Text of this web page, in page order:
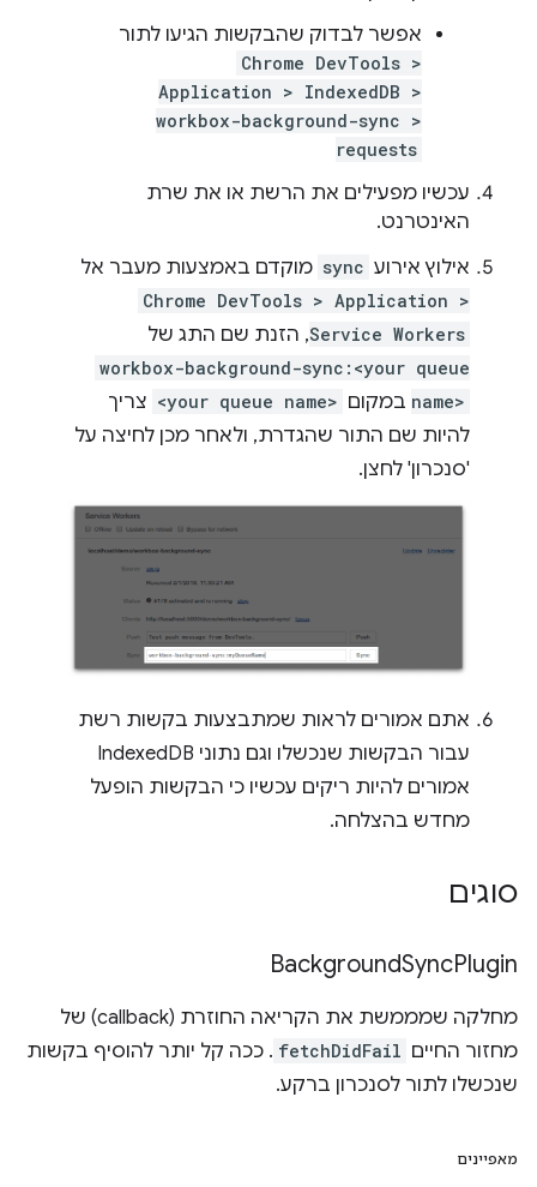
אפשר לבדוק שהבקשות הגיעו לתור
Chrome DevTools >
Application > IndexedDB >
workbox-background-sync >
requests
עכשיו מפעילים את הרשת או את שרת
האינטרנט.
אילוץ אירוע sync מוקדם באמצעות מעבר אל
Chrome DevTools > Application >
Service Workers, הזנת שם התג של
workbox-background-sync:<your queue
name> במקום <your queue name> צריך
להיות שם התור שהגדרת, ולאחר מכן לחיצה על
'סנכרון' לחצן.
אתם אמורים לראות שמתבצעות בקשות רשת
עבור הבקשות שנכשלו וגם נתוני IndexedDB
אמורים להיות ריקים עכשיו כי הבקשות הופעל
מחדש בהצלחה.
סוגים
BackgroundSyncPlugin
מחלקה שמממשת את הקריאה החוזרת (callback) של
מחזור החיים fetchDidFail . ככה קל יותר להוסיף בקשות
שנכשלו לתור לסנכרון ברקע.
מאפיינים